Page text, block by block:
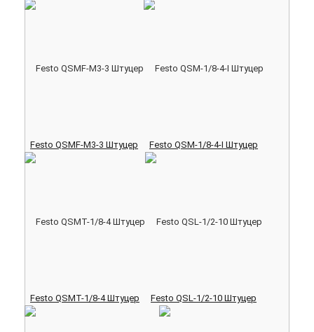
Festo QSMF-M3-3 Штуцер Festo QSM-1/8-4-I Штуцер
Festo QSMT-1/8-4 Штуцер Festo QSL-1/2-10 Штуцер